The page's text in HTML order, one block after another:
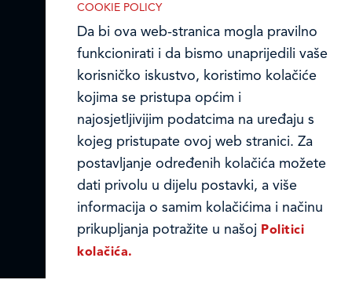
Online formular
Obavijest o Privatnosti i Kolačići
© LEDO plus d.o.o. 2026.
COOKIE POLICY
Da bi ova web-stranica mogla pravilno
funkcionirati i da bismo unaprijedili vaše
korisničko iskustvo, koristimo kolačiće
kojima se pristupa općim i
najosjetljivijim podatcima na uređaju s
kojeg pristupate ovoj web stranici. Za
postavljanje određenih kolačića možete
dati privolu u dijelu postavki, a više
informacija o samim kolačićima i načinu
prikupljanja potražite u našoj Politici
kolačića.
stranici upotrebu funkcionalnih i/ili
reklamnih kolačića opisanih u nastavku:
Nužni (tehnički) kolačići
Nužni kolačići omogućuju osnovne
funkcionalnosti. Bez ovih kolačića, web-
stranica ne može pravilno funkcionirati,
a isključiti ih možete mijenjanjem
postavki u svome web-pregledniku.